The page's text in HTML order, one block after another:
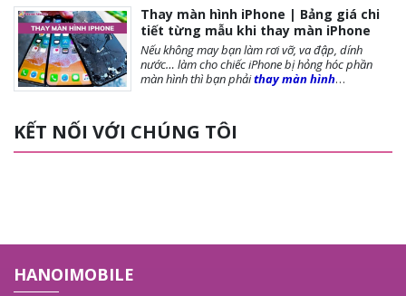
15 phút. Chế độ bảo hành tốt nhất tới khách
hàng. Tặng cường lực full màn, tặng ốp lưng,
miễn phí vệ sinh máy.
Thay màn hình iPhone | Bảng giá chi
tiết từng mẫu khi thay màn iPhone
Nếu không may bạn làm rơi vỡ, va đập, dính
nước… làm cho chiếc iPhone bị hỏng hóc phần
màn hình thì bạn phảithay màn hình
đây,Hanoi Mobile
lưu ý trước khi thay màn, các loại màn phổ biến và
giá thay màn hình là bao nhiêu?, mời bạn tham
KẾT NỐI VỚI CHÚNG TÔI
HANOIMOBILE